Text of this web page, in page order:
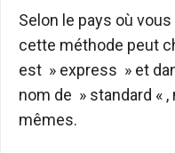
Selon le pays où
cette méthode peut
est » express » et
nom de » standard «
mêmes.